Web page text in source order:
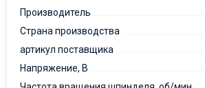
Производитель
Страна производства
артикул поставщика
Напряжение, В